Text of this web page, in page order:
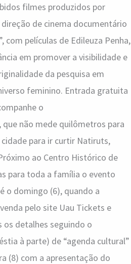
filmes produzidos por
de cinema documentário
com películas de Edileuza Penha,
em promover a visibilidade e
da pesquisa em
feminino. Entrada gratuita
o
não mede quilômetros para
para ir curtir Natiruts,
ao Centro Histórico de
para toda a família o evento
o domingo (6), quando a
pelo site Uau Tickets e
detalhes seguindo o
à parte) de “agenda cultural”
(8) com a apresentação do